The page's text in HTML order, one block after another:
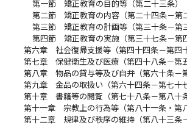
第一節 矯正教育の目的等（第二十三条）
第二節 矯正教育の内容（第二十四条－第
第三節 矯正教育の計画等（第三十条－第
第四節 矯正教育の実施（第三十七条－第
第六章 社会復帰支援等（第四十四条－第四
第七章 保健衛生及び医療（第四十八条－第
第八章 物品の貸与等及び自弁（第六十条－
第九章 金品の取扱い（第六十四条－第七十
第十章 書籍等の閲覧（第七十八条－第八十条
第十一章 宗教上の行為等（第八十一条・第
第十二章 規律及び秩序の維持（第八十三条